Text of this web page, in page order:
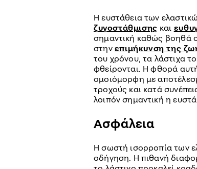
Η ευστάθεια των
ζυγοστάθμισης και
σημαντική καθώς βοηθά
στην επιμήκυνση της
του χρόνου, τα λάστιχα
φθείρονται. Η φθορά αυτή
ομοιόμορφη με
τροχούς και κατά
λοιπόν σημαντική η
Ασφάλεια
Η σωστή ισορροπία των
οδήγηση. Η πιθανή